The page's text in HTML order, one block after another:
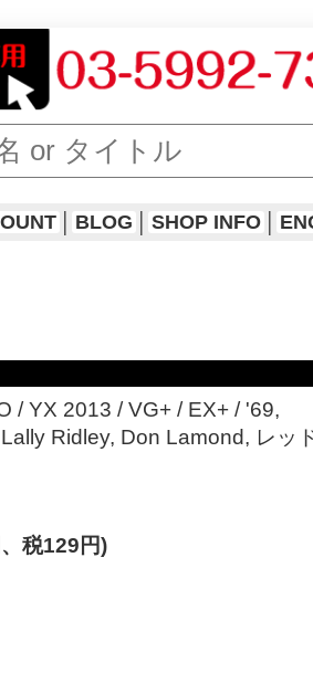
BLOG SHOP INFO
/ YX 2013 / VG+ / EX+ / '69,
Ridley, Don Lamond, レッ
税129円)